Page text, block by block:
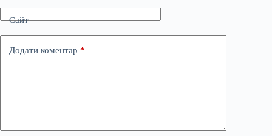
Сайт
Додати коментар *